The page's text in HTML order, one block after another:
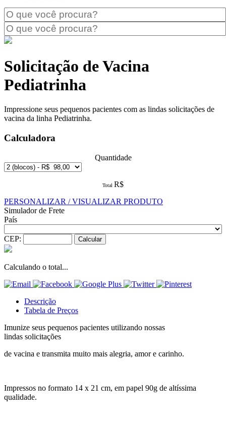
Solicitação de Vacina
Pediatrinha
Impressione seus pequenos pacientes com as lindas solicitações de
vacina da linha Pediatrinha.
Calculadora
Quantidade
Total R$
PERSONALIZAR / VISUALIZAR PRODUTO
Simulador de Frete
País
CEP:
Calculando o total...
Descrição
Tabela de Preços
Imunize seus pequenos pacientes utilizando nossas
lindas solicitações
de vacina e transmita muito mais alegria, amor e carinho.
Impressos no formato 14 x 21 cm, em papel 90g de altíssima
qualidade.